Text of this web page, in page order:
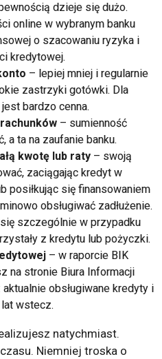
dzieje się dużo.
online w wybranym banku
o szacowaniu ryzyka i
kredytowej.
– lepiej mniej i regularnie
zastrzyki gotówki. Dla
bardzo cenna.
– sumienność
a ta na zaufanie banku.
kwotę lub raty – swoją
zaciągając kredyt w
posiłkując się finansowaniem
obsługiwać zadłużenie.
szczególnie w przypadku
z kredytu lub pożyczki.
– w raporcie BIK
na stronie Biura Informacji
obsługiwane kredyty i
lat wstecz.
natychmiast.
Niemniej troska o